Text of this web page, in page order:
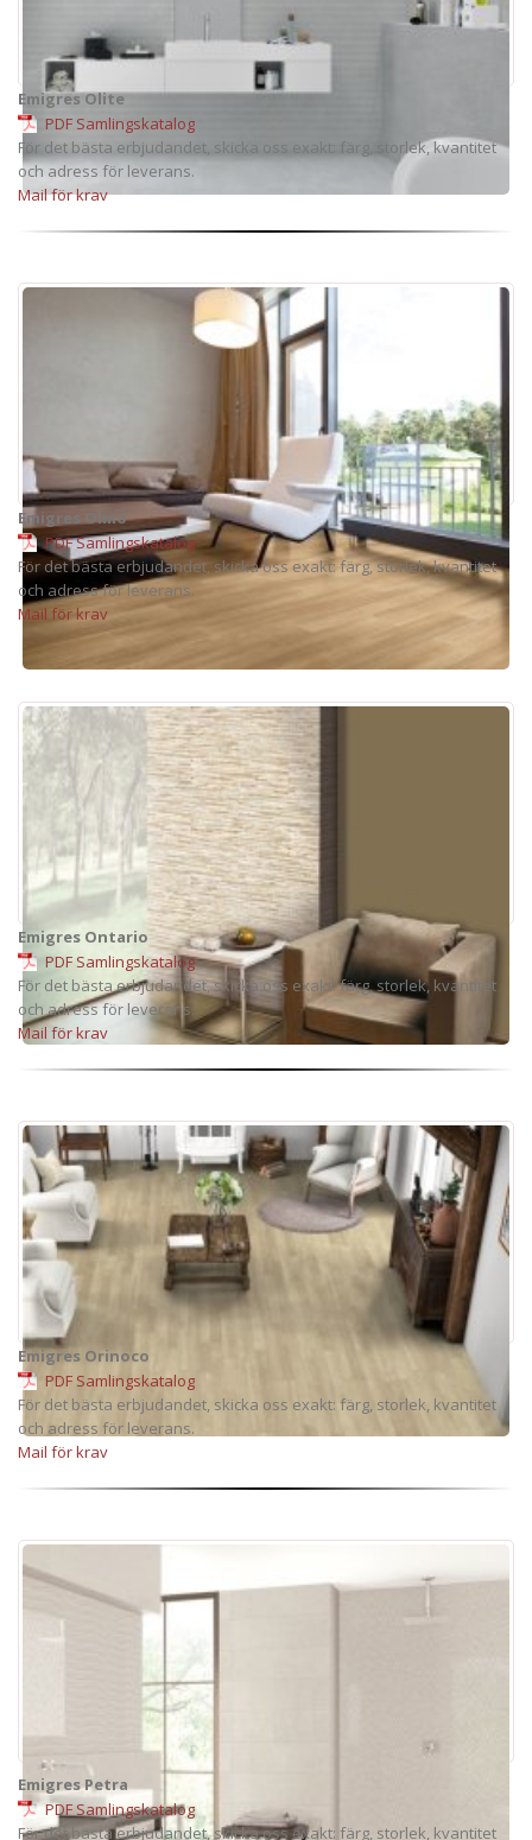
Emigres Olite
PDF Samlingskatalog
För det bästa erbjudandet, skicka oss exakt: färg, storlek, kvantitet
och adress för leverans.
Mail för krav
Emigres Olmo
PDF Samlingskatalog
För det bästa erbjudandet, skicka oss exakt: färg, storlek, kvantitet
och adress för leverans.
Mail för krav
Emigres Ontario
PDF Samlingskatalog
För det bästa erbjudandet, skicka oss exakt: färg, storlek, kvantitet
och adress för leverans.
Mail för krav
Emigres Orinoco
PDF Samlingskatalog
För det bästa erbjudandet, skicka oss exakt: färg, storlek, kvantitet
och adress för leverans.
Mail för krav
Emigres Petra
PDF Samlingskatalog
För det bästa erbjudandet, skicka oss exakt: färg, storlek, kvantitet